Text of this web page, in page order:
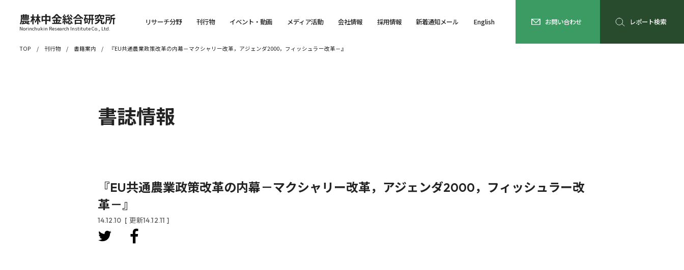
農林中金総合研究所
Norinchukin Research Institute Co., Ltd.
リサーチ分野 刊行物 イベント・動画 メディア活動 会社情報 採用情報 新着通知メール English お問い合わせ レポート検索
TOP 刊行物 書籍案内 『EU共通農業政策改革の内幕－マクシャリー改革，アジェンダ2000，フィッシュラー改革－』
書誌情報
『EU共通農業政策改革の内幕－マクシャリー改革，アジェンダ2000，フィッシュラー改
革－』
14.12.10 [ 更新14.12.11 ]